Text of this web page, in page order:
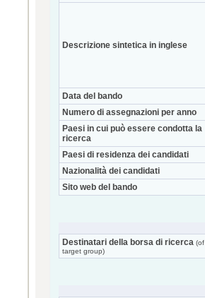
Descrizione sintetica in inglese
Data del bando
Numero di assegnazioni per anno
Paesi in cui può essere condotta la
ricerca
Paesi di residenza dei candidati
Nazionalità dei candidati
Sito web del bando
Destinatari della borsa di ricerca (of
target group)